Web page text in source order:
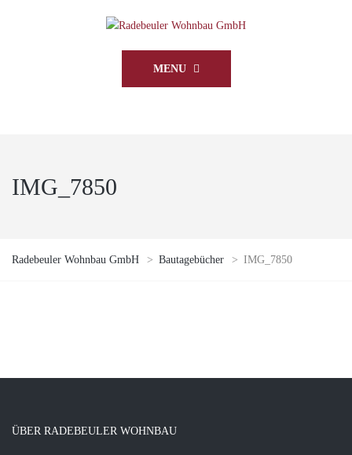
MENU
IMG_7850
Radebeuler Wohnbau GmbH > Bautagebücher > IMG_7850
ÜBER RADEBEULER WOHNBAU